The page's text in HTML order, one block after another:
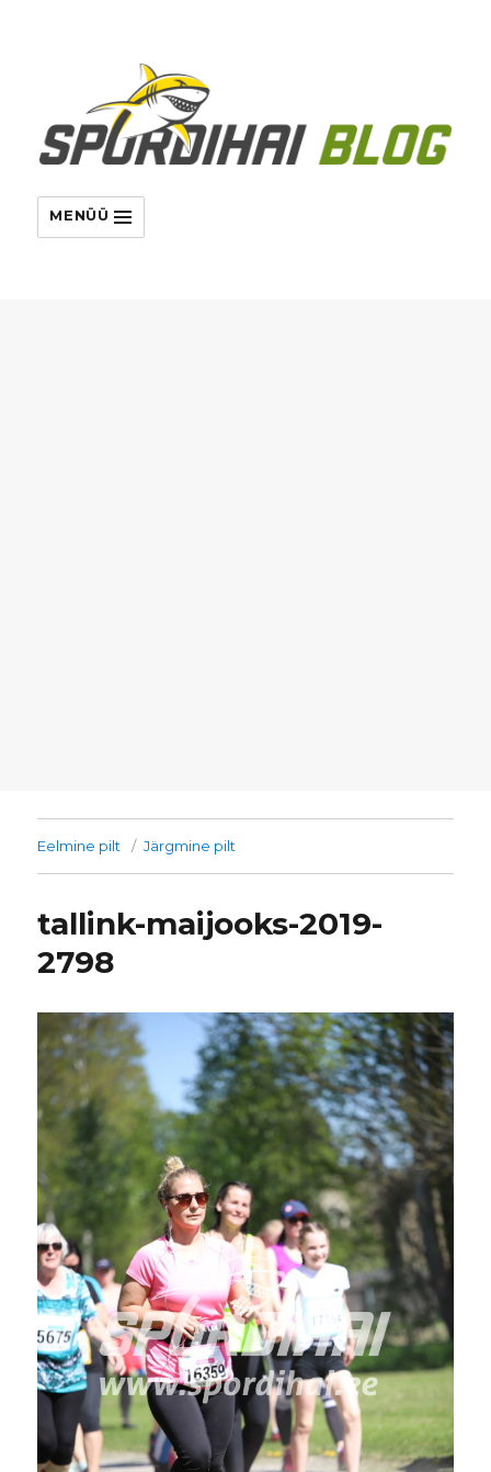
MENÜÜ
Eelmine pilt Järgmine pilt
tallink-maijooks-2019-
2798